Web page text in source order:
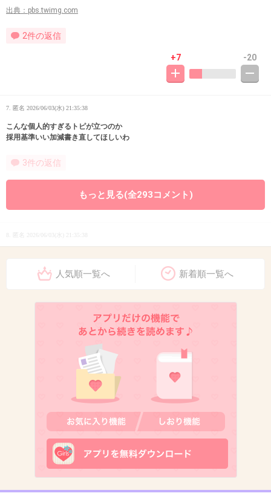
出典：pbs.twimg.com
2件の返信
+7 -20
7. 匿名 2026/06/03(水) 21:35:38
こんな個人的すぎるトピが立つのか
採用基準いい加減書き直してほしいわ
3件の返信
2026/06/03(水) 21:35:38
2026/06/03(水) 21:36:04
過去トピ見てたら大野くんって恋愛するとロマ
ンチストなんだな、って思った
ファンは嫌だっただろうけど
3件の返信
+24
もっと見る(全293コメント)
人気順一覧へ 新着順一覧へ